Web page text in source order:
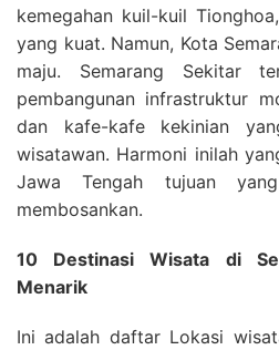
kemegahan kuil-kuil
yang kuat. Namun, Kota
maju. Semarang Sekitar
pembangunan infrastruktur
dan kafe-kafe kekinian
wisatawan. Harmoni inilah
Jawa Tengah tujuan
membosankan.
10 Destinasi Wisata di
Menarik
Ini adalah daftar Lokasi